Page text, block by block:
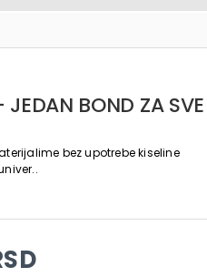
BOND ZA SVE
bez upotrebe kiseline